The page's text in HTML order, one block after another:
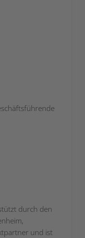
durch den
und ist